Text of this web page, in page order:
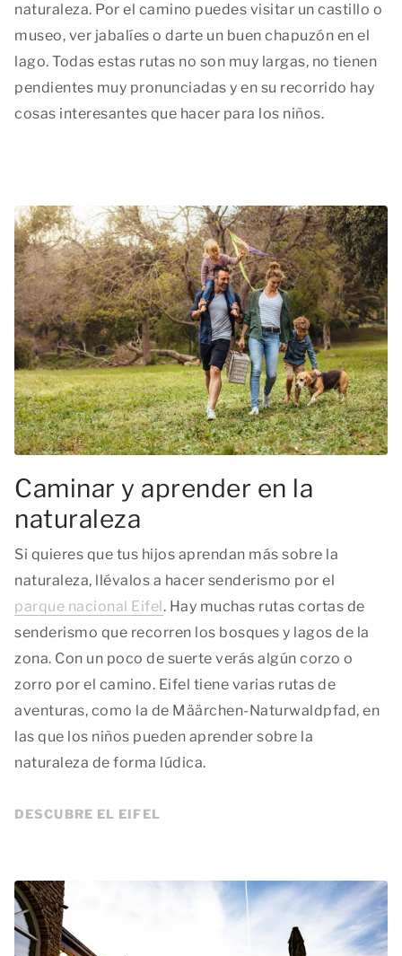
naturaleza. Por el camino puedes visitar un castillo o
museo, ver jabalíes o darte un buen chapuzón en el
lago. Todas estas rutas no son muy largas, no tienen
pendientes muy pronunciadas y en su recorrido hay
cosas interesantes que hacer para los niños.
Caminar y aprender en la
naturaleza
Si quieres que tus hijos aprendan más sobre la
naturaleza, llévalos a hacer senderismo por el
parque nacional Eifel. Hay muchas rutas cortas de
senderismo que recorren los bosques y lagos de la
zona. Con un poco de suerte verás algún corzo o
zorro por el camino. Eifel tiene varias rutas de
aventuras, como la de Määrchen-Naturwaldpfad, en
las que los niños pueden aprender sobre la
naturaleza de forma lúdica.
DESCUBRE EL EIFEL